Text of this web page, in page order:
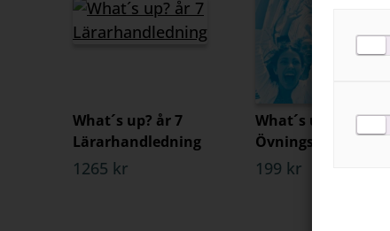
What´s up? år 7
Lärarhandledning
1265 kr
What´s up? år 7
Övningsbok
199 kr